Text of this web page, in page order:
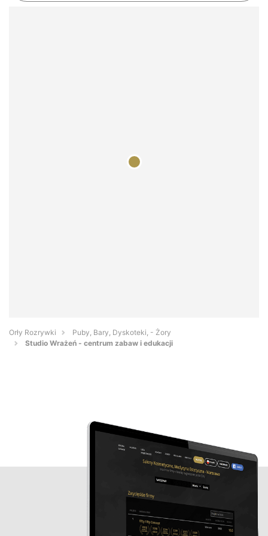
Orły Rozrywki
Puby, Bary, Dyskoteki, - Żory
Studio Wrażeń - centrum zabaw i edukacji